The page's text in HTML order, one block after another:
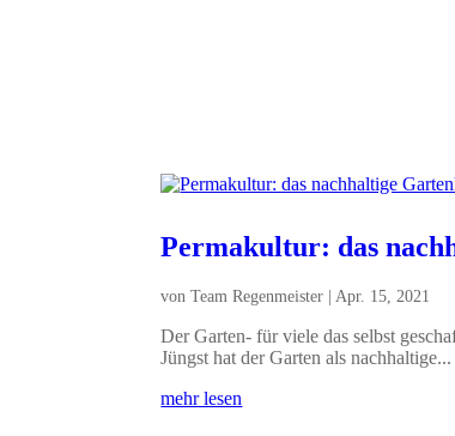
Permakultur: das
vonTeam Regenmeister |Apr. 15, 2021
Der Garten- für viele das selbst
Jüngst hat der Garten als nachhaltige...
mehr lesen